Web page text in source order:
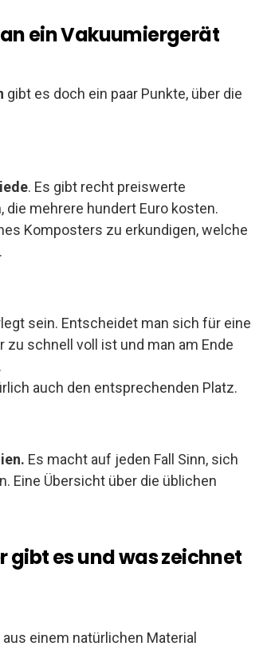
ein Vakuumiergerät
gibt es doch ein paar Punkte, über die
. Es gibt recht preiswerte
mehrere hundert Euro kosten.
Komposters zu erkundigen, welche
sein. Entscheidet man sich für eine
schnell voll ist und man am Ende
auch den entsprechenden Platz.
Es macht auf jeden Fall Sinn, sich
Eine Übersicht über die üblichen
es und was zeichnet
aus einem natürlichen Material